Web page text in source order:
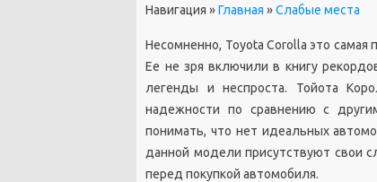
Навигация» Главная » Слабые места
Несомненно, Toyota Corolla это самая
Ее не зря включили в книгу
легенды и неспроста. Тойота
надежности по сравнению с
понимать, что нет идеальных
данной модели присутствуют свои
перед покупкой автомобиля.